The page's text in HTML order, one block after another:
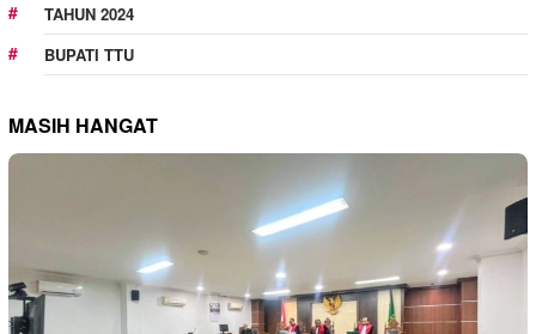
TAHUN 2024
BUPATI TTU
MASIH HANGAT